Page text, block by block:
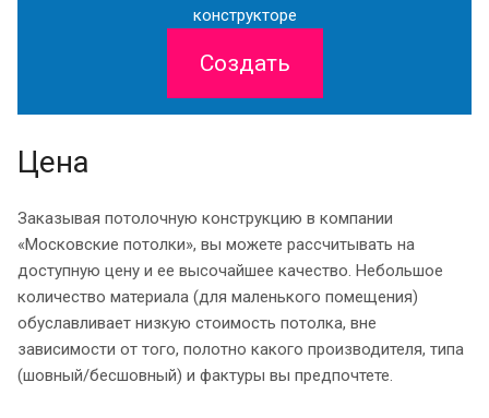
конструкторе
Создать
Цена
Заказывая потолочную конструкцию в компании
«Московские потолки», вы можете рассчитывать на
доступную цену и ее высочайшее качество. Небольшое
количество материала (для маленького помещения)
обуславливает низкую стоимость потолка, вне
зависимости от того, полотно какого производителя, типа
(шовный/бесшовный) и фактуры вы предпочтете.